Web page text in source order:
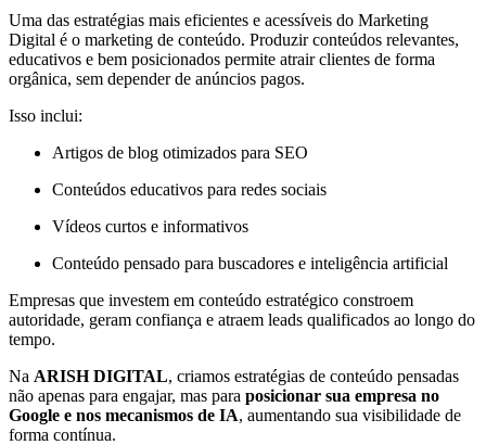
Uma das estratégias mais eficientes e acessíveis do Marketing
Digital é o marketing de conteúdo. Produzir conteúdos relevantes,
educativos e bem posicionados permite atrair clientes de forma
orgânica, sem depender de anúncios pagos.
Isso inclui:
Artigos de blog otimizados para SEO
Conteúdos educativos para redes sociais
Vídeos curtos e informativos
Conteúdo pensado para buscadores e inteligência artificial
Empresas que investem em conteúdo estratégico constroem
autoridade, geram confiança e atraem leads qualificados ao longo do
tempo.
Na ARISH DIGITAL, criamos estratégias de conteúdo pensadas
não apenas para engajar, mas para posicionar sua empresa no
Google e nos mecanismos de IA, aumentando sua visibilidade de
forma contínua.